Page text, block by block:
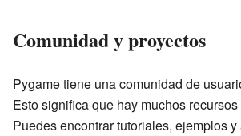
Comunidad y proyectos
Pygame tiene una comunidad de
Esto significa que hay muchos
Puedes encontrar tutoriales, ejemplos